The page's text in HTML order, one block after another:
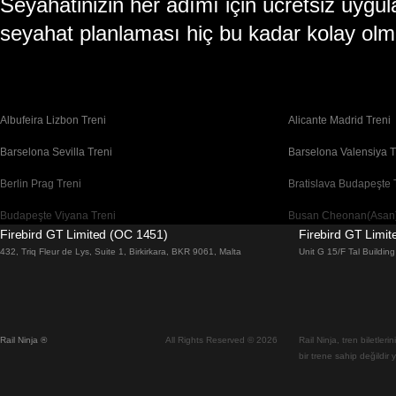
Seyahatinizin her adımı için ücretsiz
seyahat planlaması hiç bu kadar kolay
Albufeira Lizbon Treni Alicante Madrid Treni
Barselona Sevilla Treni Barselona Valensiya
Berlin Prag Treni Bratislava Budapeşte
Budapeşte Viyana Treni Busan
Cheonan(Asan) Busan Treni Coimbra Lizbon Treni
Flam Oslo Treni Floransa Roma Treni
Firebird GT Limited (OC 1451)
432, Triq Fleur de Lys, Suite 1, Birkirkara, BKR 9061, Malta
Firebird GT
Unit G 15/F Tal
Rail Ninja ® All Rights Reserved © 2026
Rail Ninja, tren
bir trene sahip değildir